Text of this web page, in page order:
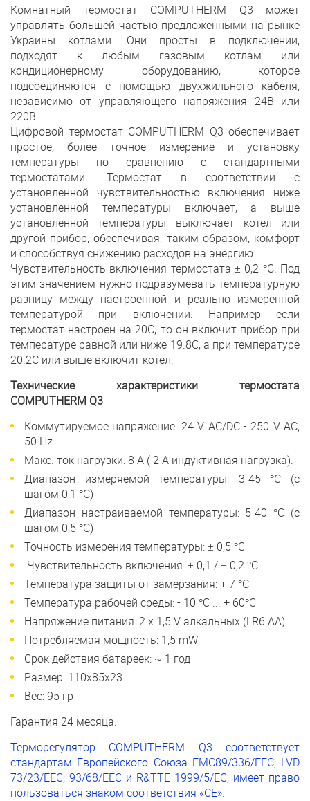
Комнатный термостат COMPUTHERM Q3 может
управлять большей частью предложенными на рынке
Украины котлами. Они просты в подключении,
подходят к любым газовым котлам или
кондиционерному оборудованию, которое
подсоединяются с помощью двухжильного кабеля,
независимо от управляющего напряжения 24В или
220В.
Цифровой термостат COMPUTHERM Q3 обеспечивает
простое, более точное измерение и установку
температуры по сравнению с стандартными
термостатами. Термостат в соответствии с
установленной чувствительностью включения ниже
установленной температуры включает, а выше
установленной температуры выключает котел или
другой прибор, обеспечивая, таким образом, комфорт
и способствуя снижению расходов на энергию.
Чувствительность включения термостата ± 0,2 °С. Под
этим значением нужно подразумевать температурную
разницу между настроенной и реально измеренной
температурой при включении. Например если
термостат настроен на 20С, то он включит прибор при
температуре равной или ниже 19.8С, а при температуре
20.2С или выше включит котел.
Технические характеристики термостата
COMPUTHERM Q3
Коммутируемое напряжение: 24 V AC/DC - 250 V AC;
50 Hz.
Макс. ток нагрузки: 8 A ( 2 А индуктивная нагрузка).
Диапазон измеряемой температуры: 3-45 °С (с
шагом 0,1 °С)
Диапазон настраиваемой температуры: 5-40 °С (с
шагом 0,5 °С)
Точность измерения температуры: ± 0,5 °С
Чувствительность включения: ± 0,1 / ± 0,2 °С
Температура защиты от замерзания: + 7 °С
Температура рабочей среды: - 10 °С ... + 60°С
Напряжение питания: 2 х 1,5 V алкальных (LR6 АА)
Потребляемая мощность: 1,5 mW
Срок действия батареек: ~ 1 год
Размер: 110x85x23
Вес: 95 гр
Гарантия 24 месяца.
Терморегулятор COMPUTHERM Q3 соответствует
стандартам Европейского Союза EMC89/336/EEC; LVD
73/23/EEC; 93/68/EEC и R&TTE 1999/5/EC, имеет право
пользоваться знаком соответствия «CE».